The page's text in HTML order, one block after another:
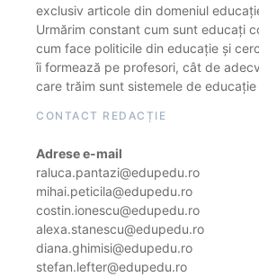
exclusiv articole din domeniul
Urmărim constant cum sunt educați
cum face politicile din educație și
îi formează pe profesori, cât de
care trăim sunt sistemele de
CONTACT REDACȚIE
Adrese e-mail
raluca.pantazi@edupedu.ro
mihai.peticila@edupedu.ro
costin.ionescu@edupedu.ro
alexa.stanescu@edupedu.ro
diana.ghimisi@edupedu.ro
stefan.lefter@edupedu.ro